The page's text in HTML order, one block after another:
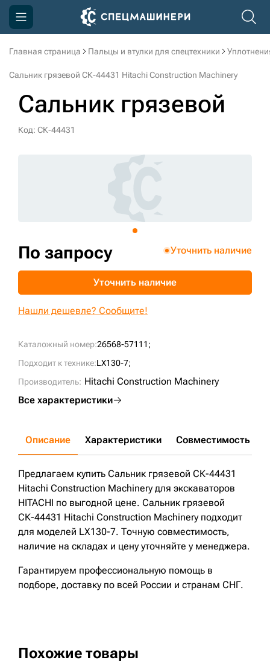
Главная страница Пальцы и втулки для спецтехники
Сальник грязевой СК-44431 Hitachi Construction Machinery
Сальник грязевой
Код: СК-44431
Каталожный номер:26568-57111;
Подходит к технике:LX130-7;
Производитель: Hitachi Construction Machinery
Все характеристики
По запросу Уточнить наличие
Уточнить наличие
Нашли дешевле? Сообщите!
Описание Характеристики Совместимость
Предлагаем купить Сальник грязевой СК-44431
Hitachi Construction Machinery для экскаваторов
HITACHI по выгодной цене. Сальник грязевой
СК-44431 Hitachi Construction Machinery подходит
для моделей LX130-7. Точную совместимость,
наличие на складах и цену уточняйте у менеджера.
Гарантируем профессиональную помощь в
подборе, доставку по всей России и странам СНГ.
Похожие товары
Компания
Доставка и оплата
Информация
sksale@skdst.ru
+7 (499) 394-50-93